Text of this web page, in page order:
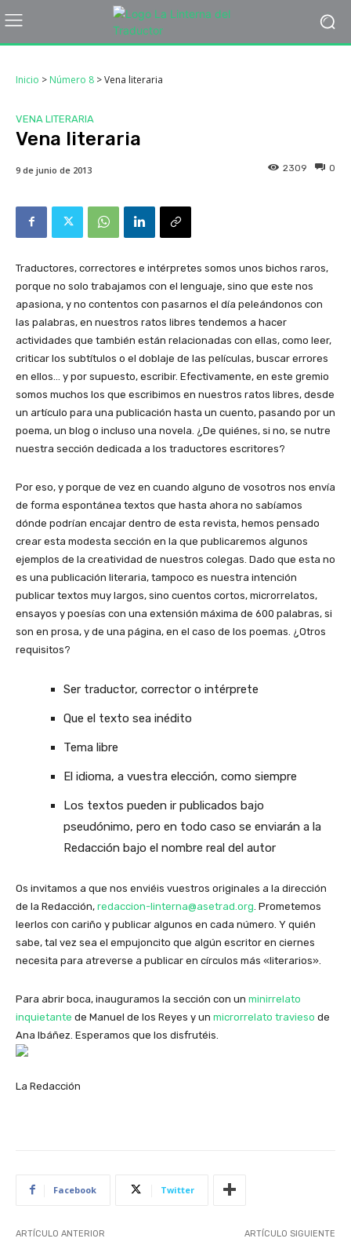
Inicio > Número 8 >Vena literaria
VENA LITERARIA
Vena literaria
9 de junio de 2013 0
2309
Traductores, correctores e intérpretes somos unos bichos raros,
porque no solo trabajamos con el lenguaje, sino que este nos
apasiona, y no contentos con pasarnos el día peleándonos con
las palabras, en nuestros ratos libres tendemos a hacer
actividades que también están relacionadas con ellas, como leer,
criticar los subtítulos o el doblaje de las películas, buscar errores
en ellos… y por supuesto, escribir. Efectivamente, en este gremio
somos muchos los que escribimos en nuestros ratos libres, desde
un artículo para una publicación hasta un cuento, pasando por un
poema, un blog o incluso una novela. ¿De quiénes, si no, se nutre
nuestra sección dedicada a los traductores escritores?
Por eso, y porque de vez en cuando alguno de vosotros nos envía
de forma espontánea textos que hasta ahora no sabíamos
dónde podrían encajar dentro de esta revista, hemos pensado
crear esta modesta sección en la que publicaremos algunos
ejemplos de la creatividad de nuestros colegas. Dado que esta no
es una publicación literaria, tampoco es nuestra intención
publicar textos muy largos, sino cuentos cortos, microrrelatos,
ensayos y poesías con una extensión máxima de 600 palabras, si
son en prosa, y de una página, en el caso de los poemas. ¿Otros
requisitos?
Ser traductor, corrector o intérprete
Que el texto sea inédito
Tema libre
El idioma, a vuestra elección, como siempre
Los textos pueden ir publicados bajo
pseudónimo, pero en todo caso se enviarán a la
Redacción bajo el nombre real del autor
Os invitamos a que nos enviéis vuestros originales a la dirección
de la Redacción, redaccion-linterna@asetrad.org . Prometemos
leerlos con cariño y publicar algunos en cada número. Y quién
sabe, tal vez sea el empujoncito que algún escritor en ciernes
necesita para atreverse a publicar en círculos más «literarios».
Para abrir boca, inauguramos la sección con un minirrelato
inquietante de Manuel de los Reyes y un microrrelato travieso de
Ana Ibáñez. Esperamos que los disfrutéis.
La Redacción
Facebook Twitter
ARTÍCULO ANTERIOR ARTÍCULO SIGUIENTE